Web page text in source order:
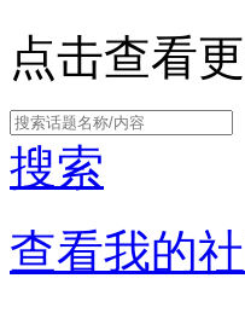
点击查看
搜索
查看我的